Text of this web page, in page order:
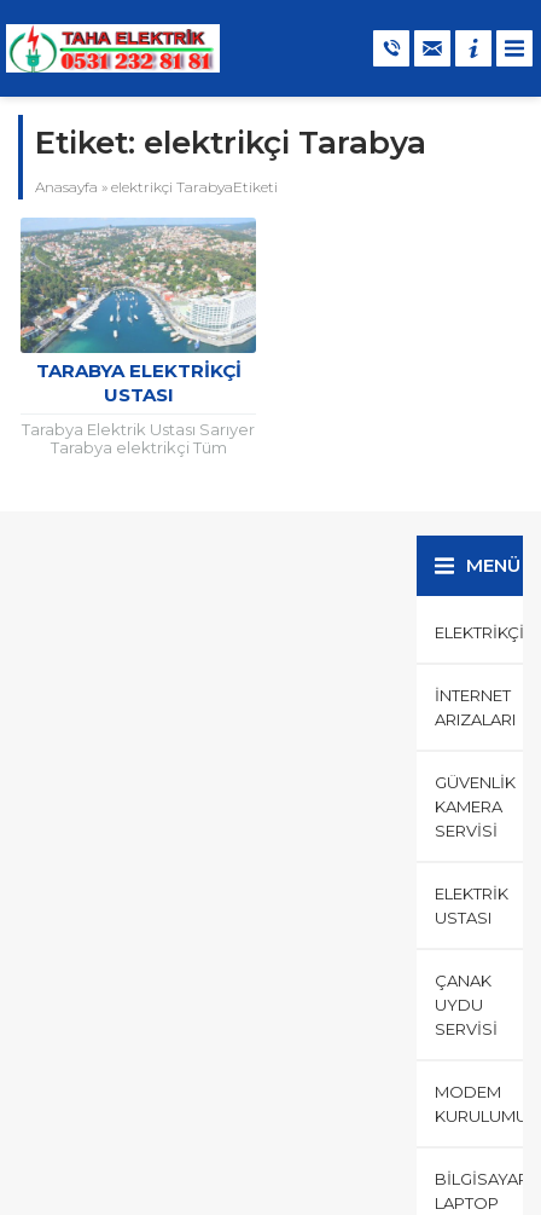
Etiket: elektrikçi Tarabya
Anasayfa » elektrikçi TarabyaEtiketi
TARABYA ELEKTRIKÇI
USTASI
Tarabya Elektrik Ustası Sarıyer
Tarabya elektrikçi Tüm
MENÜ
ELEKTRIKÇI
İNTERNET
ARIZALARI
GÜVENLIK
KAMERA
SERVISI
ELEKTRIK
USTASI
ÇANAK
UYDU
SERVISI
MODEM
KURULUMU
BILGISAYAR
LAPTOP